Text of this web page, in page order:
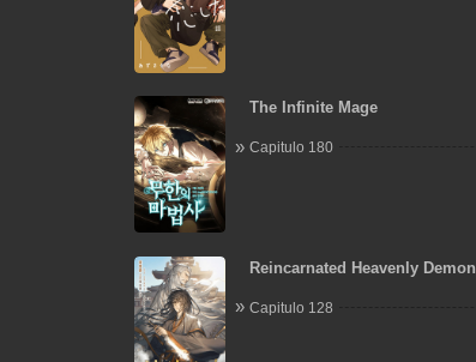
The Infinite Mage
Capitulo 180
Reincarnated Heavenly Demon
Capitulo 128